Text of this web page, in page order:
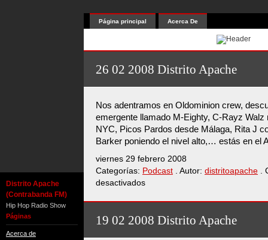
Distrito Apache
(Contrabanda FM)
Hip Hop Radio Show
Páginas
Acerca de
Página principal Acerca De
26 02 2008 Distrito Apache
Nos adentramos en Oldominion crew,
emergente llamado M-Eighty, C-Rayz Walz
NYC, Picos Pardos desde Málaga, Rita J
Barker poniendo el nivel alto,… estás en el
viernes 29 febrero 2008
Categorías: Podcast . Autor: distritoapache .
desactivadosen
02
Distrito
19 02 2008 Distrito Apache